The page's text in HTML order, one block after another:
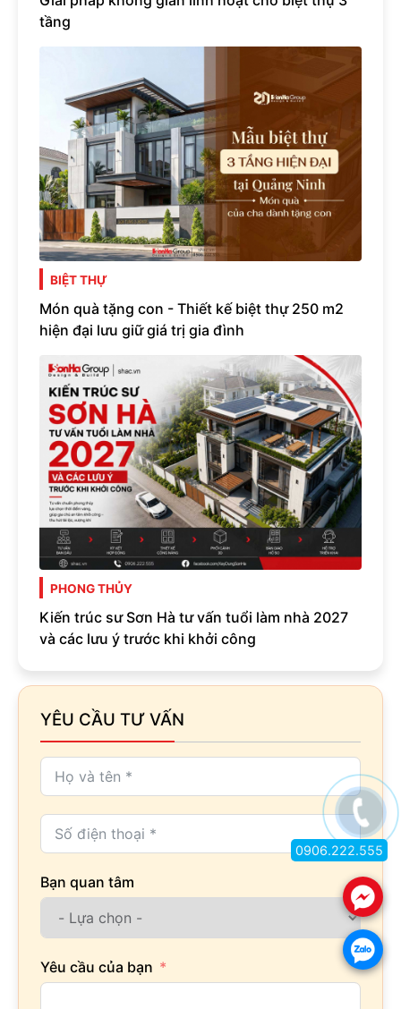
tầng
BIỆT THỰ
Món quà tặng con - Thiết kế biệt thự 250 m2
hiện đại lưu giữ giá trị gia đình
PHONG THỦY
Kiến trúc sư Sơn Hà tư vấn tuổi làm nhà 2027
và các lưu ý trước khi khởi công
YÊU CẦU TƯ VẤN
Bạn quan tâm
Yêu cầu của bạn
.
.
0906.222.555